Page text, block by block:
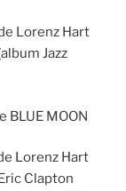
Lorenz Hart
Jazz
BLUE MOON
Lorenz Hart
Clapton